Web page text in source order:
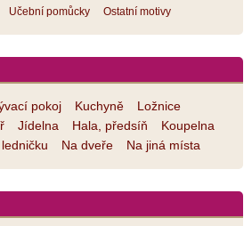
Učební pomůcky Ostatní motivy
pokoj Kuchyně
Ložnice
Jídelna Hala, předsíň
Koupelna
Na dveře Na jiná místa